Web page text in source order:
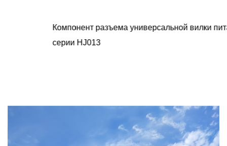
Компонент разъема универсальной вилки питания
серии HJ013